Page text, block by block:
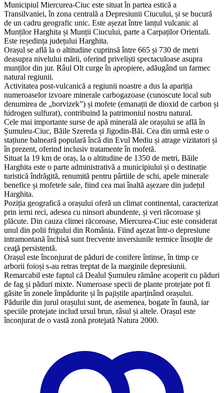
Municipiul Miercurea-Ciuc este situat în partea estică a
Transilvaniei, în zona centrală a Depresiunii Ciucului, și se bucură
de un cadru geografic unic. Este așezat între lanțul vulcanic al
Munților Harghita și Munții Ciucului, parte a Carpaților Orientali.
Este reședința județului Harghita.
Orașul se află la o altitudine cuprinsă între 665 și 730 de metri
deasupra nivelului mării, oferind priveliști spectaculoase asupra
munților din jur. Râul Olt curge în apropiere, adăugând un farmec
natural regiunii.
Activitatea post-vulcanică a regiunii noastre a dus la apariția
numeroaselor izvoare minerale carbogazoase (cunoscute local sub
denumirea de „borvizek”) și mofete (emanații de dioxid de carbon și
hidrogen sulfurat), contribuind la patrimoniul nostru natural.
Cele mai importante surse de apă minerală ale orașului se află în
Șumuleu-Ciuc, Băile Szereda și Jigodin-Băi. Cea din urmă este o
stațiune balneară populară încă din Evul Mediu și atrage vizitatori și
în prezent, oferind inclusiv tratamente în mofetă.
Situat la 19 km de oraș, la o altitudine de 1350 de metri, Băile
Harghita este o parte administrativă a municipiului și o destinație
turistică îndrăgită, renumită pentru pârtiile de schi, apele minerale
benefice și mofetele sale, fiind cea mai înaltă așezare din județul
Harghita.
Poziția geografică a orașului oferă un climat continental, caracterizat
prin ierni reci, adesea cu ninsori abundente, și veri răcoroase și
plăcute. Din cauza climei răcoroase, Miercurea-Ciuc este considerat
unul din polii frigului din România. Fiind aşezat într-o depresiune
intramontană închisă sunt frecvente inversiunile termice însoţite de
ceaţă persistentă.
​Orașul este înconjurat de păduri de conifere întinse, în timp ce
arborii foioși s-au retras treptat de la marginile depresiunii.
Remarcabil este faptul că Dealul Șumuleu rămâne acoperit cu păduri
de fag și păduri mixte. Numeroase specii de plante protejate pot fi
găsite în zonele împădurite și în pajiștile aparținând orașului.
Pădurile din jurul orașului sunt, de asemenea, bogate în faună, iar
speciile protejate includ ursul brun, râsul și altele. Orașul este
înconjurat de o vastă zonă protejată Natura 2000.